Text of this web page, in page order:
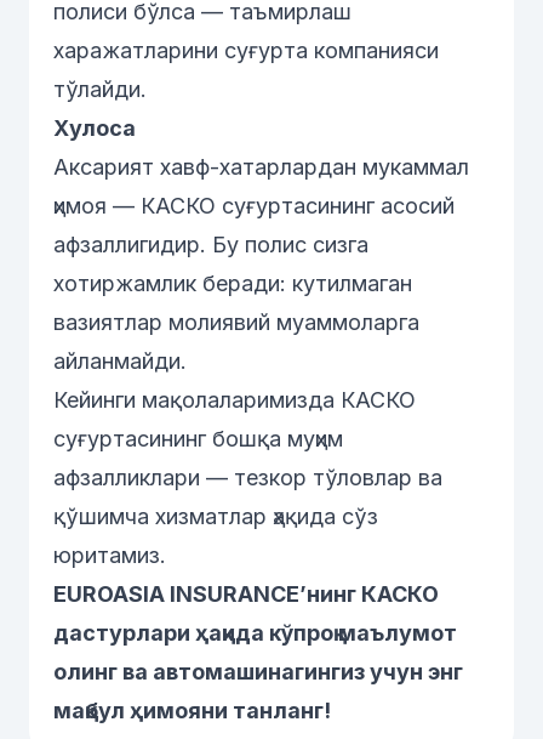
полиси бўлса — таъмирлаш
харажатларини суғурта компанияси
тўлайди.
Хулоса
Аксарият хавф-хатарлардан мукаммал
ҳимоя — КАСКО суғуртасининг асосий
афзаллигидир. Бу полис сизга
хотиржамлик беради: кутилмаган
вазиятлар молиявий муаммоларга
айланмайди.
Кейинги мақолаларимизда КАСКО
суғуртасининг бошқа муҳим
афзалликлари — тезкор тўловлар ва
қўшимча хизматлар ҳақида сўз
юритамиз.
EUROASIA INSURANCE’нинг КАСКО
дастурлари ҳақида кўпроқ маълумот
олинг ва автомашинагингиз учун энг
мақбул ҳимояни танланг!